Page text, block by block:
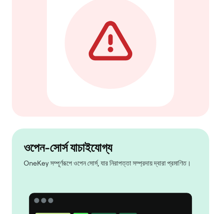
ওপেন-সোর্স যাচাইযোগ্য
OneKey সম্পূর্ণরূপে ওপেন সোর্স, যার নিরাপত্তা সম্প্রদায় দ্বারা প্রমাণিত।